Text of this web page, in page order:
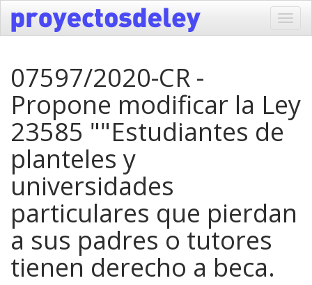
07597/2020-CR -
Propone modificar la Ley
23585 ""Estudiantes de
planteles y
universidades
particulares que pierdan
a sus padres o tutores
tienen derecho a beca.